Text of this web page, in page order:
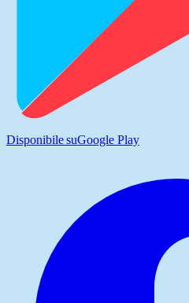
Disponibile suGoogle Play